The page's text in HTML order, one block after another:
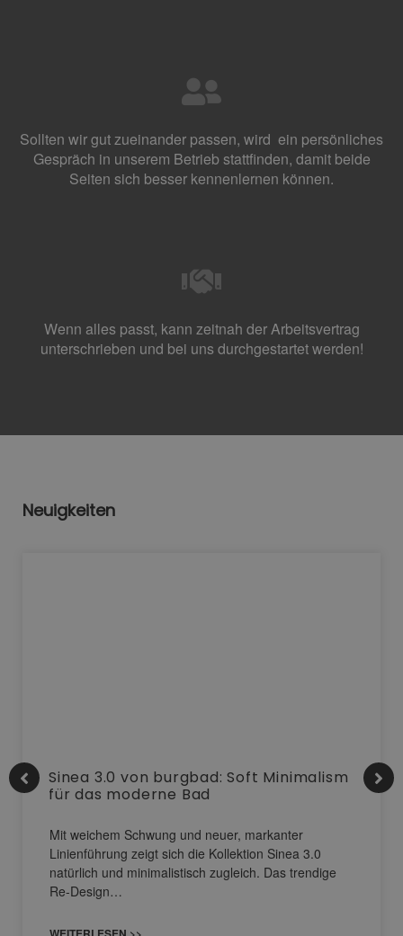
Sollten wir gut zueinander passen, wird ein persönliches
Gespräch in unserem Betrieb stattfinden, damit beide
Seiten sich besser kennenlernen können.
Wenn alles passt, kann zeitnah der Arbeitsvertrag
unterschrieben und bei uns durchgestartet werden!
Neuigkeiten
Sinea 3.0 von burgbad: Soft Minimalism
für das moderne Bad
Mit weichem Schwung und neuer, markanter
Linienführung zeigt sich die Kollektion Sinea 3.0
natürlich und minimalistisch zugleich. Das trendige
Re-Design…